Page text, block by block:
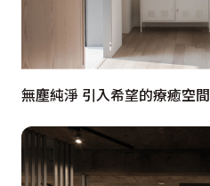
無塵純淨 引入希望的療癒空間